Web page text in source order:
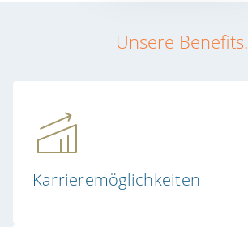
Unsere Benefits.
Karrieremöglichkeiten